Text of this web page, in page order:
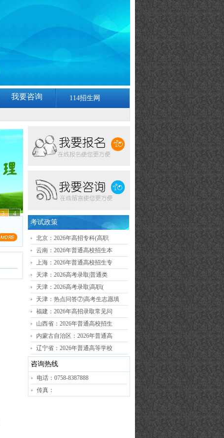
我要咨询 114招生网
4
3
考试政策
北京：2026年高招专科(高职
云南：2026年普通高校招生本
上海：2026年普通高校招生专
天津：2026高考录取|普通类
天津：2026高考录取|高职(
天津：热点问答⑦|高考生志愿填
福建：2026年高招录取常见问
山西省：2026年普通高校招生
内蒙古自治区：2026年普通高
辽宁省：2026年普通高等学校
咨询热线
电话：0758-8387888
传真：